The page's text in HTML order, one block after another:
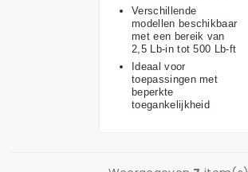
Verschillende
modellen beschikbaar
met een bereik van
2,5 Lb-in tot 500 Lb-ft
Ideaal voor
toepassingen met
beperkte
toegankelijkheid